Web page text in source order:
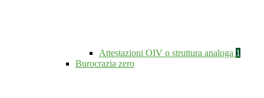
Attestazioni OIV o struttura analoga 1
Burocrazia zero